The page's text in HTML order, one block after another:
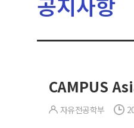
CAMPUS
자유전공학부